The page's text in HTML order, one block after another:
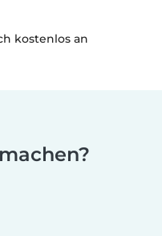
kostenlos an